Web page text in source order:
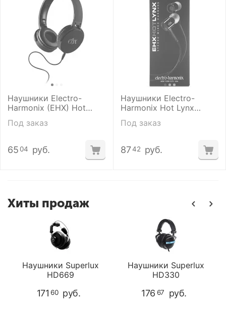
Наушники Electro-
Harmonix (EHX) Hot
Под заказ
6504 руб.
Наушники Electro-
Harmonix Hot Lynx
Под заказ
8742 руб.
Хиты продаж
Наушники Superlux
HD669
171 60 руб.
Наушники Superlux
HD330
176 67 руб.